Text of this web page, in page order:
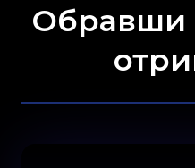
Обравши